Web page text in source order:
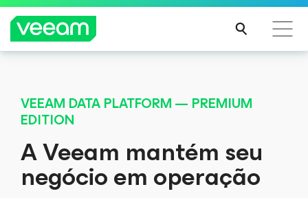
pela atualização de conteúdo da CrowdStrike
LEIA
VEEAM DATA PLATFORM — PREMIUM
EDITION
A Veeam mantém seu
negócio em operação